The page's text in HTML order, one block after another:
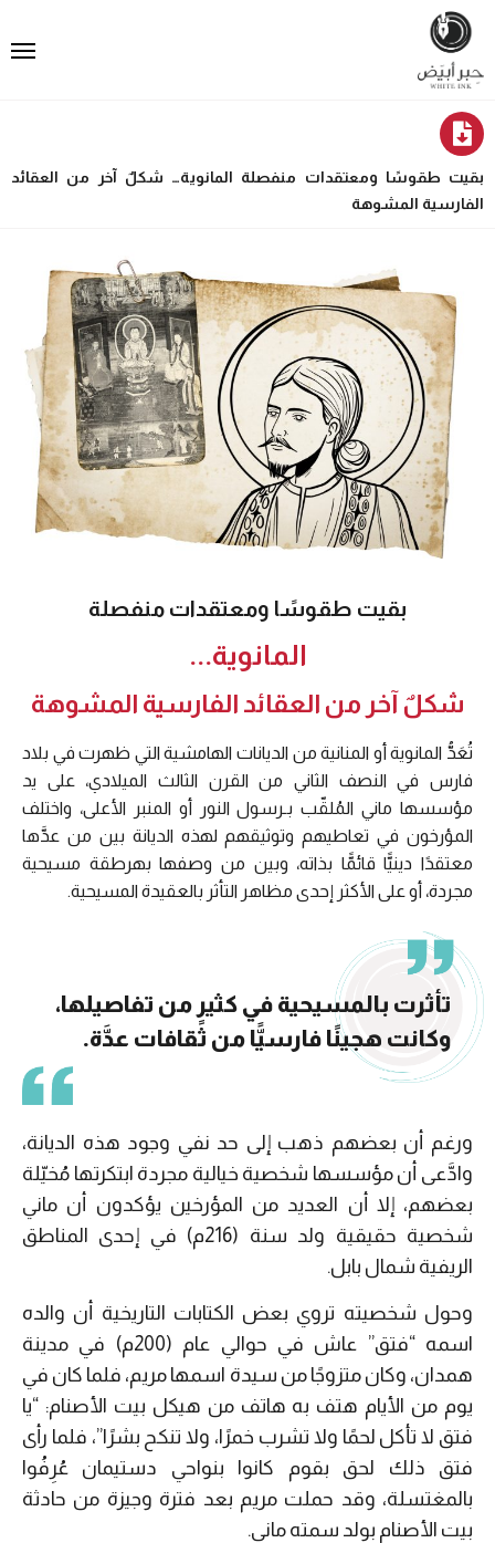
بقيت طقوسًا ومعتقدات منفصلة المانوية… شكلٌ آخر من العقائد
الفارسية المشوهة
بقيت طقوسًا ومعتقدات منفصلة
المانوية...
شكلٌ آخر من العقائد الفارسية المشوهة
تُعَدُّ المانوية أو المنانية من الديانات الهامشية التي ظهرت في بلاد
فارس في النصف الثاني من القرن الثالث الميلادي، على يد
مؤسسها ماني المُلقّب بـرسول النور أو المنبر الأعلى، واختلف
المؤرخون في تعاطيهم وتوثيقهم لهذه الديانة بين من عدَّها
معتقدًا دينيًّا قائمًّا بذاته، وبين من وصفها بهرطقة مسيحية
مجردة، أو على الأكثر إحدى مظاهر التأثر بالعقيدة المسيحية.
تأثرت بالمسيحية في كثيرٍ من تفاصيلها،
وكانت هجينًا فارسيًّا من ثقافات عدَّة.
ورغم أن بعضهم ذهب إلى حد نفي وجود هذه الديانة،
وادَّعى أن مؤسسها شخصية خيالية مجردة ابتكرتها مُخيّلة
بعضهم، إلا أن العديد من المؤرخين يؤكدون أن ماني
شخصية حقيقية ولد سنة (216م) في إحدى المناطق
الريفية شمال بابل.
وحول شخصيته تروي بعض الكتابات التاريخية أن والده
اسمه “فتق” عاش في حوالي عام (200م) في مدينة
همدان، وكان متزوجًا من سيدة اسمها مريم، فلما كان في
يوم من الأيام هتف به هاتف من هيكل بيت الأصنام: “يا
فتق لا تأكل لحمًا ولا تشرب خمرًا، ولا تنكح بشرًا”، فلما رأى
فتق ذلك لحق بقوم كانوا بنواحي دستيمان عُرِفُوا
بالمغتسلة، وقد حملت مريم بعد فترة وجيزة من حادثة
بيت الأصنام بولد سمته ماني.